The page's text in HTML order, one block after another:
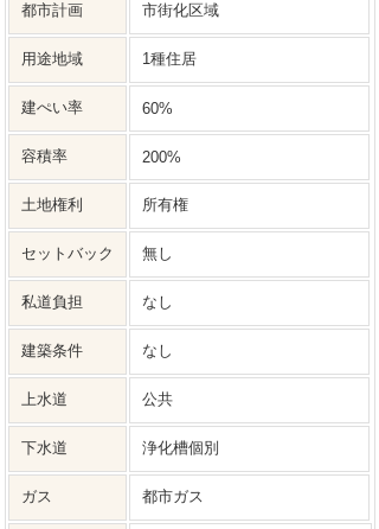
都市計画 市街化区域
用途地域 1種住居
建ぺい率 60%
容積率 200%
土地権利 所有権
セットバック 無し
私道負担 なし
建築条件 なし
上水道 公共
下水道 浄化槽個別
ガス 都市ガス